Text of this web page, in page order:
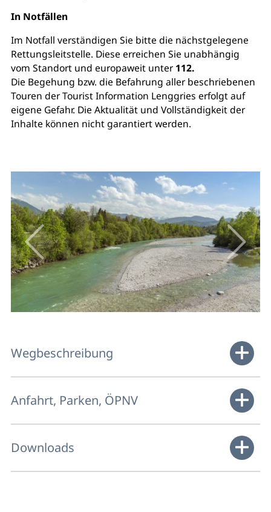
In Notfällen
Im Notfall verständigen Sie bitte die nächstgelegene
Rettungsleitstelle. Diese erreichen Sie unabhängig
vom Standort und europaweit unter112.
Die Begehung bzw. die Befahrung aller beschriebenen
Touren der Tourist Information Lenggries erfolgt auf
eigene Gefahr. Die Aktualität und Vollständigkeit der
Inhalte können nicht garantiert werden.
Wegbeschreibung
Anfahrt, Parken, ÖPNV
Downloads